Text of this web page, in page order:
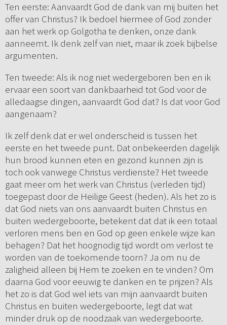
Ten eerste: Aanvaardt God de dank van mij buiten het
offer van Christus? Ik bedoel hiermee of God zonder
aan het werk op Golgotha te denken, onze dank
aanneemt. Ik denk zelf van niet, maar ik zoek bijbelse
argumenten.
Ten tweede: Als ik nog niet wedergeboren ben en ik
ervaar een soort van dankbaarheid tot God voor de
alledaagse dingen, aanvaardt God dat? Is dat voor God
aangenaam?
Ik zelf denk dat er wel onderscheid is tussen het
eerste en het tweede punt. Dat onbekeerden dagelijk
hun brood kunnen eten en gezond kunnen zijn is
toch ook vanwege Christus verdienste? Het tweede
gaat meer om het werk van Christus (verleden tijd)
toegepast door de Heilige Geest (heden). Als het zo is
dat God niets van ons aanvaardt buiten Christus en
buiten wedergeboorte, betekent dat dat ik een totaal
verloren mens ben en God op geen enkele wijze kan
behagen? Dat het hoognodig tijd wordt om verlost te
worden van de toekomende toorn? Ja om nu de
zaligheid alleen bij Hem te zoeken en te vinden? Om
daarna God voor eeuwig te danken en te prijzen? Als
het zo is dat God wel iets van mijn aanvaardt buiten
Christus en buiten wedergeboorte, legt dat wat
minder druk op de noodzaak van wedergeboorte.